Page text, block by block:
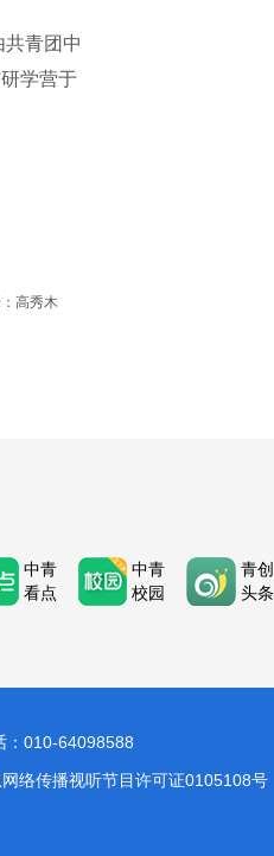
青团中
学营于
高秀木
中青
看点
中青
校园
青创
头条
：010-64098588
络传播视听节目许可证0105108号